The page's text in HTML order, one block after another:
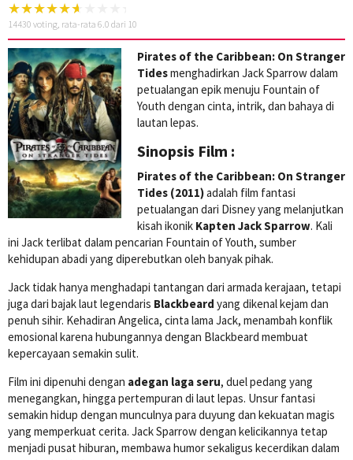
14430 voting, rata-rata 6.0 dari 10
Pirates of the Caribbean: On Stranger
Tidesmenghadirkan Jack Sparrow dalam
petualangan epik menuju Fountain of
Youth dengan cinta, intrik, dan bahaya di
lautan lepas.
Sinopsis Film :
Pirates of the Caribbean: On Stranger
Tides (2011)adalah film fantasi
petualangan dari Disney yang melanjutkan
kisah ikonik Kapten Jack Sparrow. Kali
ini Jack terlibat dalam pencarian Fountain of Youth, sumber
kehidupan abadi yang diperebutkan oleh banyak pihak.
Jack tidak hanya menghadapi tantangan dari armada kerajaan, tetapi
juga dari bajak laut legendaris Blackbeard yang dikenal kejam dan
penuh sihir. Kehadiran Angelica, cinta lama Jack, menambah konflik
emosional karena hubungannya dengan Blackbeard membuat
kepercayaan semakin sulit.
Film ini dipenuhi dengan adegan laga seru, duel pedang yang
menegangkan, hingga pertempuran di laut lepas. Unsur fantasi
semakin hidup dengan munculnya para duyung dan kekuatan magis
yang memperkuat cerita. Jack Sparrow dengan kelicikannya tetap
menjadi pusat hiburan, membawa humor sekaligus kecerdikan dalam